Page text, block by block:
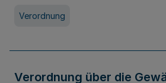
Verordnung
Verordnung über die